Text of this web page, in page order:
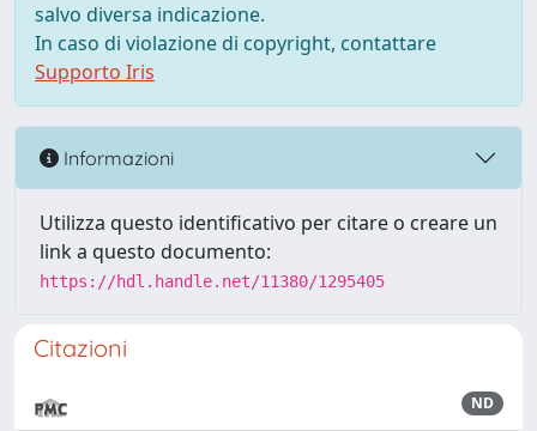
salvo diversa indicazione.
In caso di violazione di copyright, contattare
Supporto Iris
Informazioni
Utilizza questo identificativo per citare o creare un
link a questo documento:
https://hdl.handle.net/11380/1295405
Citazioni
ND